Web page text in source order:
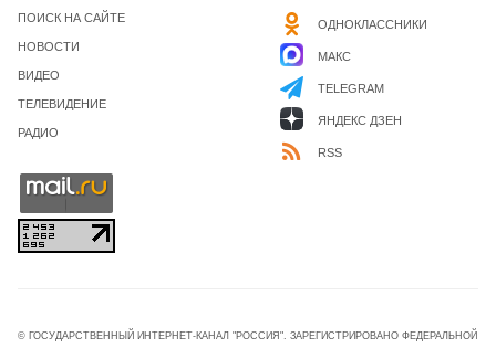
ПОИСК НА САЙТЕ
НОВОСТИ
ВИДЕО
ТЕЛЕВИДЕНИЕ
РАДИО
ОДНОКЛАССНИКИ
МАКС
TELEGRAM
ЯНДЕКС ДЗЕН
RSS
© ГОСУДАРСТВЕННЫЙ ИНТЕРНЕТ-КАНАЛ "РОССИЯ". ЗАРЕГИСТРИРОВАНО ФЕДЕРАЛЬНОЙ